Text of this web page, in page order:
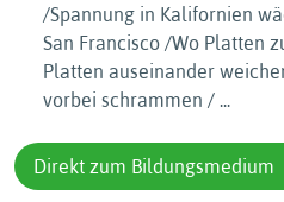
/Spannung in Kalifornien
San Francisco /Wo Platten
Platten auseinander
vorbei schrammen / ...
Direkt zum Bildungsmedium